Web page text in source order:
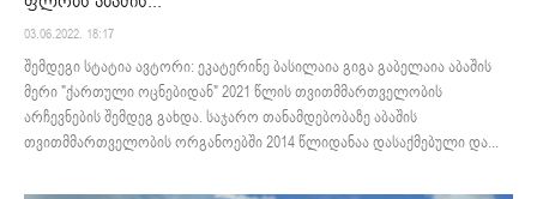
03.06.2022. 18:17
შემდეგი სტატია ავტორი: ეკატერინე ბასილაია გიგა გაბელაია აბაშის
მერი "ქართული ოცნებიდან" 2021 წლის თვითმმართველობის
არჩევნების შემდეგ გახდა. საჯარო თანამდებობაზე აბაშის
თვითმმართველობის ორგანოებში 2014 წლიდანაა დასაქმებული და...